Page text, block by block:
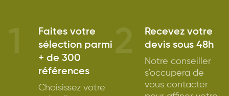
Faites votre
sélection parmi
+ de 300
références
Choisissez votre
Recevez votre
devis sous 48h
Notre conseiller
s’occupera de
vous contacter